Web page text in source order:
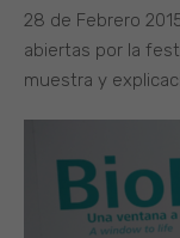
28 de Febrero
abiertas por la
muestra y